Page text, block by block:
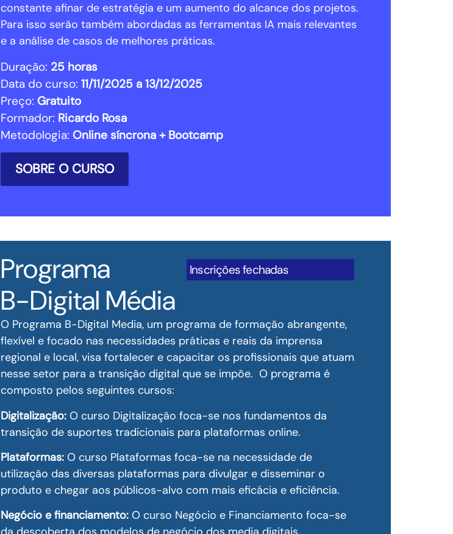
constante afinar de estratégia e um aumento do alcance dos projetos.
Para isso serão também abordadas as ferramentas IA mais relevantes
e a análise de casos de melhores práticas.
Duração: 25 horas
Data do curso: 11/11/2025 a 13/12/2025
Preço: Gratuito
Formador: Ricardo Rosa
Metodologia: Online síncrona + Bootcamp
SOBRE O CURSO
Programa
B-Digital Média
Inscrições fechadas
O Programa B-Digital Media, um programa de formação abrangente,
flexível e focado nas necessidades práticas e reais da imprensa
regional e local, visa fortalecer e capacitar os profissionais que atuam
nesse setor para a transição digital que se impõe. O programa é
composto pelos seguintes cursos:
Digitalização: O curso Digitalização foca-se nos fundamentos da
transição de suportes tradicionais para plataformas online.
Plataformas: O curso Plataformas foca-se na necessidade de
utilização das diversas plataformas para divulgar e disseminar o
produto e chegar aos públicos-alvo com mais eficácia e eficiência.
Negócio e financiamento: O curso Negócio e Financiamento foca-se